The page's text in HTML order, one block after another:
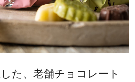
た、老舗チョコレート